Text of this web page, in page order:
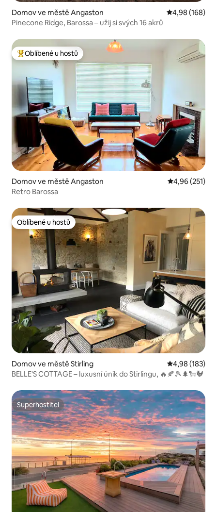
Domov ve městě Angaston Průměrné
4,98 (168)
Pinecone Ridge, Barossa – užij si svých 16 akrů
Nejlepší v kategorii Oblíbené u hostů
Oblíbené u hostů
Domov ve městě Angaston Průměrné
4,96 (251)
Retro Barossa
Oblíbené u hostů
Oblíbené u hostů
Domov ve městě Stirling Průměrné
4,98 (183)
BELLE'S COTTAGE – luxusní únik do Stirlingu, 🔥🍂🎾🌲🐑🐓
Superhostitel
Superhostitel